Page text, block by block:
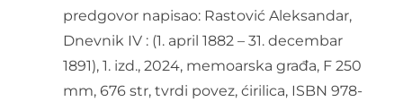
predgovor napisao: Rastović Aleksandar,
Dnevnik IV : (1. april 1882 – 31. decembar
1891), 1. izd., 2024, memoarska građa, F 250
mm, 676 str, tvrdi povez, ćirilica, ISBN 978-